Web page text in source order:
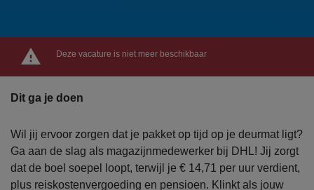
Deze vacature is niet meer beschikbaar
Dit ga je doen
Wil jij ervoor zorgen dat je pakket op tijd op je deurmat ligt?
Ga aan de slag als magazijnmedewerker bij DHL! Jij zorgt
dat de boel soepel loopt, terwijl je € 14,71 per uur verdient,
plus reiskostenvergoeding en pensioen. Klinkt als jouw